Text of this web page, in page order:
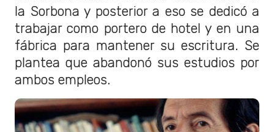
la Sorbona y posterior a eso se dedicó a
trabajar como portero de hotel y en una
fábrica para mantener su escritura. Se
plantea que abandonó sus estudios por
ambos empleos.